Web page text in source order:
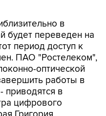
в
будет переведен на
период доступ к
ПАО "Ростелеком",
оптической
работы в
приводятся в
цифрового